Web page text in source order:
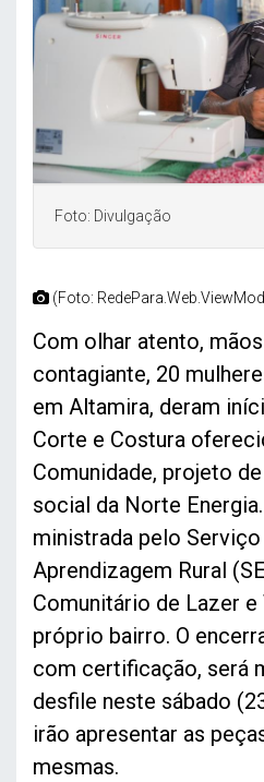
Foto: Divulgação
(Foto:
Com olhar atento,
contagiante, 20
em Altamira, deram
Corte e Costura
Comunidade, projeto
social da Norte
ministrada pelo
Aprendizagem Rural
Comunitário de Lazer e
próprio bairro. O
com certificação, será
desfile neste sábado
irão apresentar as
mesmas.